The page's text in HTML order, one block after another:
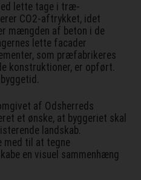
lette tage i træ-
CO2-aftrykket, idet
mængden af beton i de
lette facader
som præfabrikeres
konstruktioner, er opført.
af Odsherreds
et ønske, at byggeriet skal
landskab.
med til at tegne
en visuel sammenhæng